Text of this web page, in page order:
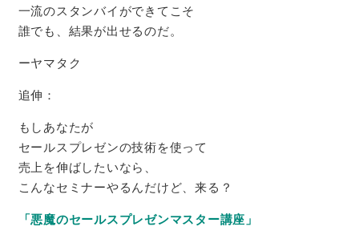
一流のスタンバイができてこそ
誰でも、結果が出せるのだ。
ーヤマタク
追伸：
もしあなたが
セールスプレゼンの技術を使って
売上を伸ばしたいなら、
こんなセミナーやるんだけど、来る？
「悪魔のセールスプレゼンマスター講座」